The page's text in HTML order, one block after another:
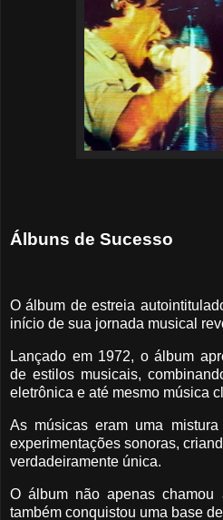
Álbuns de Sucesso
O álbum de estreia
início de sua jornada musical
Lançado em 1972, o álbum
de estilos musicais,
eletrônica e até mesmo música
As músicas eram uma
experimentações sonoras,
verdadeiramente única.
O álbum não apenas
também conquistou uma base